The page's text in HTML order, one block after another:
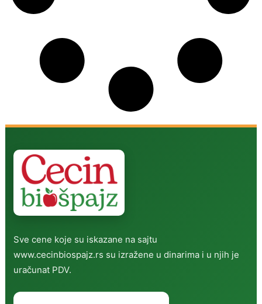
Sve cene koje su iskazane na sajtu
www.cecinbiospajz.rs su izražene u dinarima i u njih je
uračunat PDV.